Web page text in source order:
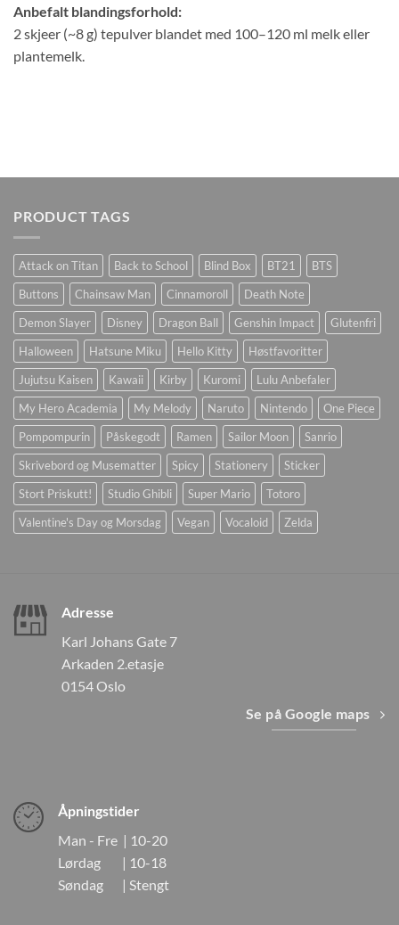
Anbefalt blandingsforhold:
2 skjeer (~8 g) tepulver blandet med 100–120 ml melk eller
plantemelk.
PRODUCT TAGS
Attack on Titan Back to School Blind Box BT21
BTS
Buttons
Chainsaw Man Cinnamoroll
Death Note
Demon Slayer
Disney Dragon Ball Genshin Impact
Glutenfri
Halloween
Hatsune Miku Hello Kitty
Høstfavoritter
Jujutsu Kaisen
Kawaii Kirby Kuromi
Lulu Anbefaler
My Hero Academia
My Melody Naruto Nintendo
One Piece
Pompompurin
Påskegodt Ramen Sailor Moon
Sanrio
Skrivebord og Musematter
Spicy Stationery
Sticker
Stort Priskutt!
Studio Ghibli Super Mario
Totoro
Valentine's Day og Morsdag
Vegan Vocaloid Zelda
Adresse
Karl Johans Gate 7
Arkaden 2.etasje
0154 Oslo
Se på Google maps
Åpningstider
Man - Fre | 10-20
Lørdag | 10-18
Søndag | Stengt